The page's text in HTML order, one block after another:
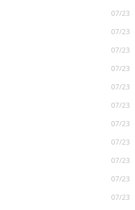
07/23
07/23
07/23
07/23
07/23
07/23
07/23
07/23
07/23
07/23
07/23